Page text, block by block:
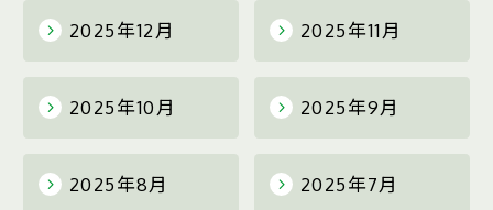
2025年12月 2025年11月
2025年10月 2025年9月
2025年8月 2025年7月